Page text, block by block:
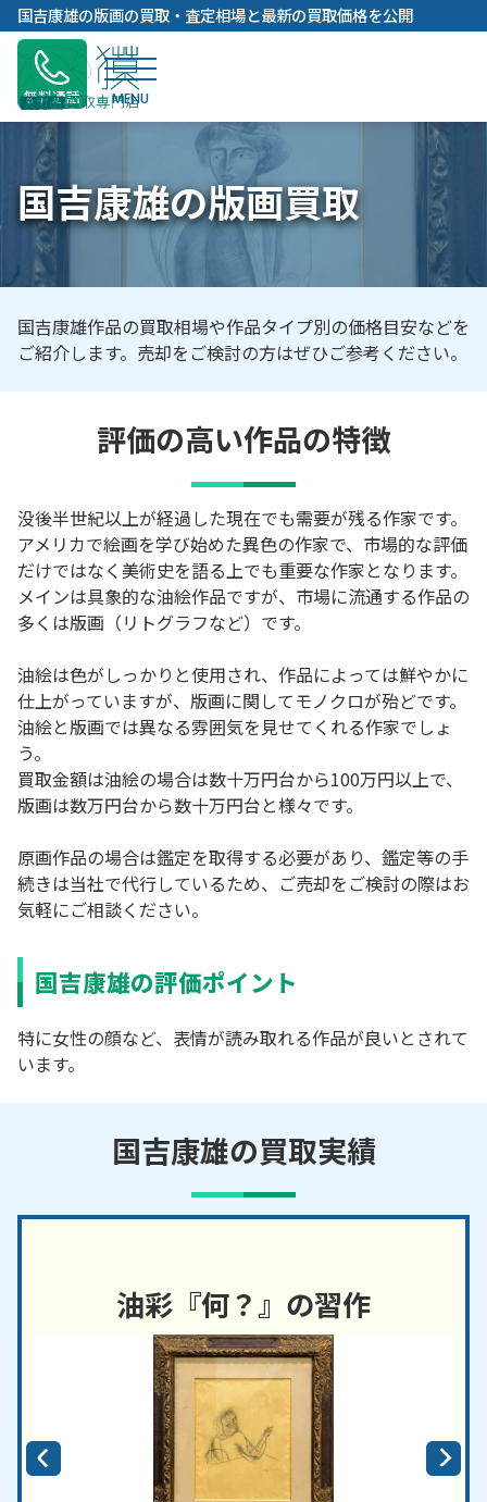
内
容
キ
ッ
プ
国吉康雄の版画の買取・査定相場と最新の買取価格を公開
無料通話
国吉康雄の版画買取
国吉康雄作品の買取相場や作品タイプ別の価格目安などを
ご紹介します。売却をご検討の方はぜひご参考ください。
評価の高い作品の特徴
没後半世紀以上が経過した現在でも需要が残る作家です。
アメリカで絵画を学び始めた異色の作家で、市場的な評価
だけではなく美術史を語る上でも重要な作家となります。
メインは具象的な油絵作品ですが、市場に流通する作品の
多くは版画（リトグラフなど）です。
油絵は色がしっかりと使用され、作品によっては鮮やかに
仕上がっていますが、版画に関してモノクロが殆どです。
油絵と版画では異なる雰囲気を見せてくれる作家でしょ
う。
買取金額は油絵の場合は数十万円台から100万円以上で、
版画は数万円台から数十万円台と様々です。
原画作品の場合は鑑定を取得する必要があり、鑑定等の手
続きは当社で代行しているため、ご売却をご検討の際はお
気軽にご相談ください。
国吉康雄の評価ポイント
特に女性の顔など、表情が読み取れる作品が良いとされて
います。
国吉康雄の買取実績
油彩『何？』の習作